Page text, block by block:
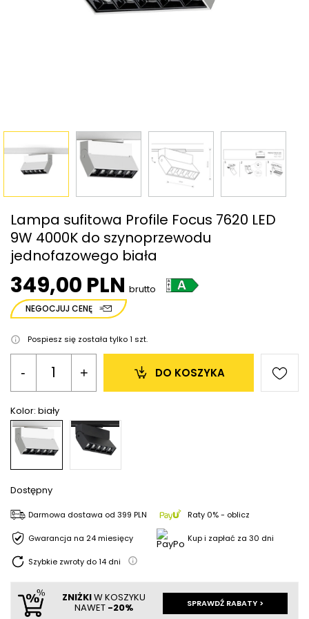
Lampa sufitowa Profile Focus 7620 LED
9W 4000K do szynoprzewodu
jednofazowego biała
349,00 PLN brutto
NEGOCJUJ CENĘ
Kolor: biały
Pospiesz się została tylko1 szt.
- + DO KOSZYKA
Dostępny
Darmowa dostawa od 399 PLN Raty 0% - oblicz
Gwarancja na 24 miesięcy Kup i zapłać za 30 dni
Szybkie zwroty do14 dni
ZNIŻKIW KOSZYKU
NAWET -20% SPRAWDŹ RABATY >